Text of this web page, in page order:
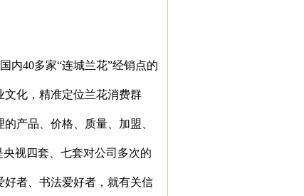
内40多家“连城兰花”经销点的
化，精准定位兰花消费群
产品、价格、质量、加盟、
视四套、七套对公司多次的
者、书法爱好者，就有关信